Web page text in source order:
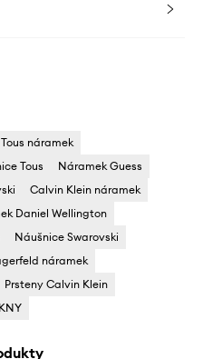
náramek
Tous
Náramek Guess
Calvin Klein náramek
Daniel Wellington
Náušnice Swarovski
náramek
Prsteny Calvin Klein